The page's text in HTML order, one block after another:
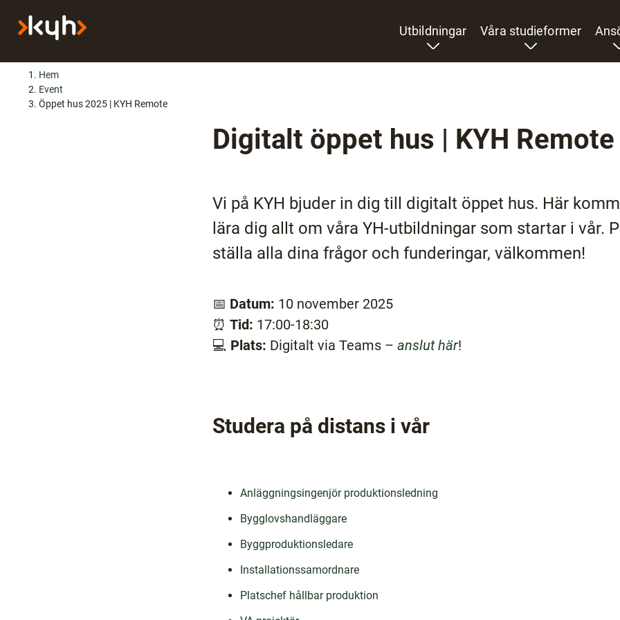
Huvudnavigation
Utbildningar Våra studieformer
Hem
Event
Öppet hus 2025 | KYH Remote
Digitalt öppet hus | KYH Remote
Vi på KYH bjuder in dig till digitalt öppet hus. Här
lära dig allt om våra YH-utbildningar som startar i vår.
ställa alla dina frågor och funderingar, välkommen!
📅 Datum: 10 november 2025
⏰ Tid: 17:00-18:30
💻 Plats: Digitalt via Teams – anslut här!
Studera på distans i vår
Anläggningsingenjör produktionsledning
Bygglovshandläggare
Byggproduktionsledare
Installationssamordnare
Platschef hållbar produktion